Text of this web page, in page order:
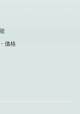
価格